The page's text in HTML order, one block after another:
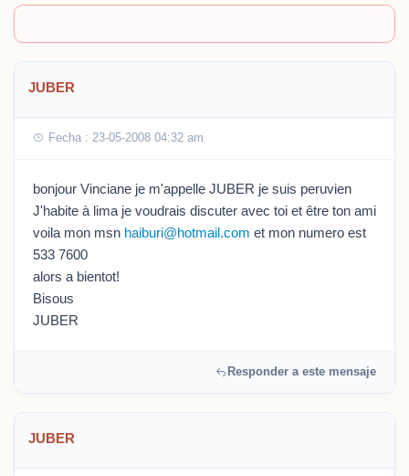
JUBER
Fecha : 23-05-2008 04:32 am
bonjour Vinciane je m'appelle JUBER je suis peruvien
J'habite à lima je voudrais discuter avec toi et être ton ami
voila mon msn haiburi@hotmail.com et mon numero est
533 7600
alors a bientot!
Bisous
JUBER
Responder a este mensaje
JUBER